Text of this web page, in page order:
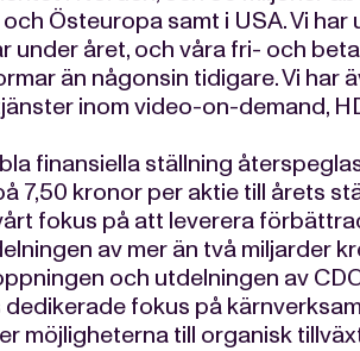
Östeuropa samt i USA. Vi
under året, och våra fri- och
än någonsin tidigare. Vi har
inom video-on-demand,
finansiella ställning
7,50 kronor per aktie till årets
fokus på att leverera
av mer än två miljarder
och utdelningen av
fokus på
möjligheterna till organisk